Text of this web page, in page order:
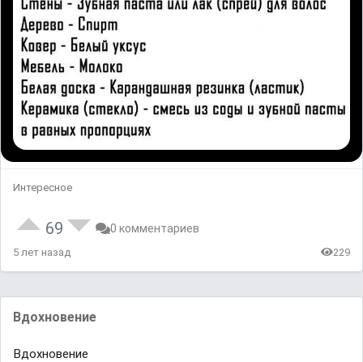
Интересное
69 0 комментариев
5 лет назад 229
Вдохновение
Вдохновение